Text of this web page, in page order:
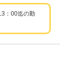
：00迄の勤